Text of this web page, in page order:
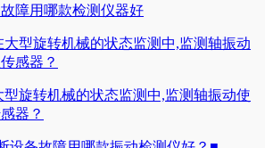
障用哪款检测仪器好
型旋转机械的状态监测中,监测轴振动使
器？